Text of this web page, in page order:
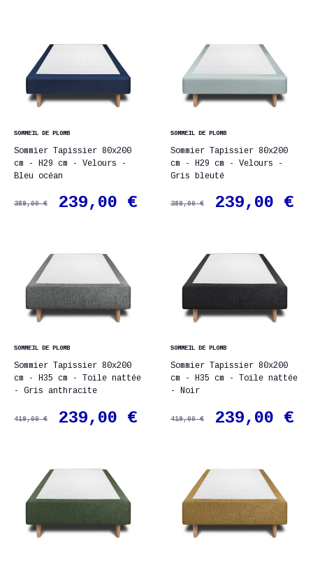
SOMMEIL DE PLOMB
Sommier Tapissier 80x200
cm - H29 cm - Velours -
Bleu océan
389,00 € 239,00 €
SOMMEIL DE PLOMB
Sommier Tapissier 80x200
cm - H29 cm - Velours -
Gris bleuté
389,00 € 239,00 €
SOMMEIL DE PLOMB
Sommier Tapissier 80x200
cm - H35 cm - Toile nattée
- Gris anthracite
419,00 € 239,00 €
SOMMEIL DE PLOMB
Sommier Tapissier 80x200
cm - H35 cm - Toile nattée
- Noir
419,00 € 239,00 €